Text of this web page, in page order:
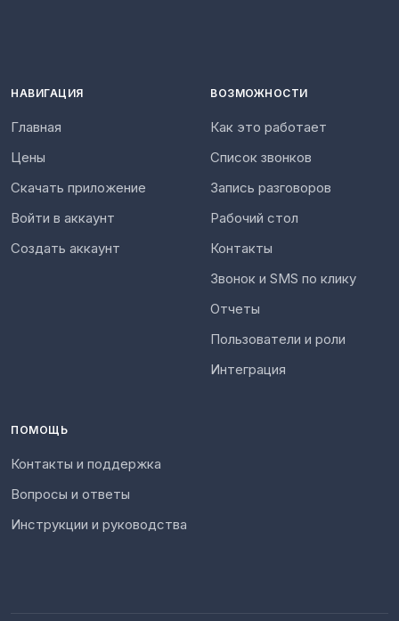
НАВИГАЦИЯ
Главная
Цены
Скачать приложение
Войти в аккаунт
Создать аккаунт
ВОЗМОЖНОСТИ
Как это работает
Список звонков
Запись разговоров
Рабочий стол
Контакты
Звонок и SMS по клику
Отчеты
Пользователи и роли
Интеграция
ПОМОЩЬ
Контакты и поддержка
Вопросы и ответы
Инструкции и руководства